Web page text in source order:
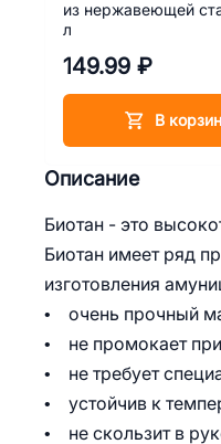
Описание
Биотан - это
Биотан имеет ряд
изготовления
• очень прочный
• не промокает при
• не требует
• устойчив к
• не скользит в
из нержавеющей
л
149.99 ₽
В